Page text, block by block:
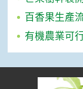
百香果生產
有機農業可